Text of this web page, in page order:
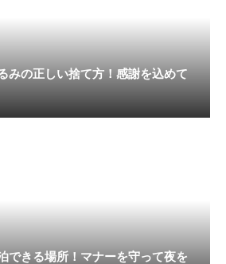
みの正しい捨て方！感謝を込めて
できる場所！マナーを守って夜を